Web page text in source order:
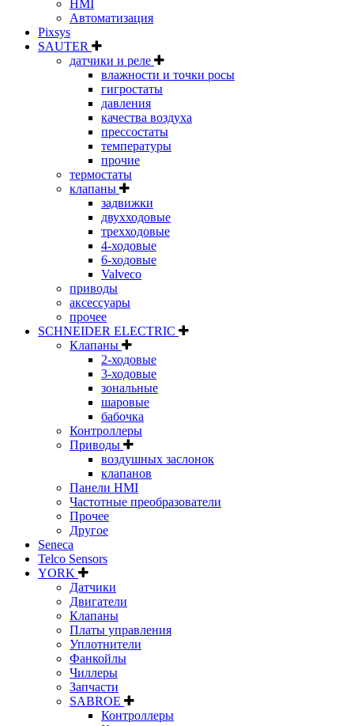
HMI
Автоматизация
Pixsys
SAUTER
датчики и реле
влажности и точки росы
гигростаты
давления
качества воздуха
прессостаты
температуры
прочие
термостаты
клапаны
задвижки
двухходовые
трехходовые
4-ходовые
6-ходовые
Valveco
приводы
аксессуары
прочее
SCHNEIDER ELECTRIC
Клапаны
2-ходовые
3-ходовые
зональные
шаровые
бабочка
Контроллеры
Приводы
воздушных заслонок
клапанов
Панели HMI
Частотные преобразователи
Прочее
Другое
Seneca
Telco Sensors
YORK
Датчики
Двигатели
Клапаны
Платы управления
Уплотнители
Фанкойлы
Чиллеры
Запчасти
SABROE
Контроллеры